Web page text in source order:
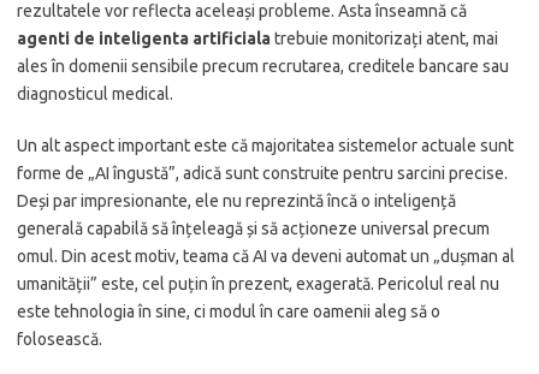
rezultatele vor reflecta aceleași probleme. Asta înseamnă că
agenti de inteligenta artificialatrebuie monitorizați atent, mai
ales în domenii sensibile precum recrutarea, creditele bancare sau
diagnosticul medical.
Un alt aspect important este că majoritatea sistemelor actuale sunt
forme de „AI îngustă”, adică sunt construite pentru sarcini precise.
Deși par impresionante, ele nu reprezintă încă o inteligență
generală capabilă să înțeleagă și să acționeze universal precum
omul. Din acest motiv, teama că AI va deveni automat un „dușman al
umanității” este, cel puțin în prezent, exagerată. Pericolul real nu
este tehnologia în sine, ci modul în care oamenii aleg să o
folosească.